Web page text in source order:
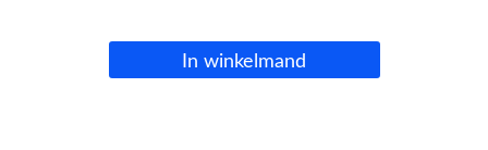
In winkelmand